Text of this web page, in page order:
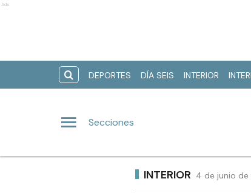
Ads
DEPORTES DÍA SEIS INTERIOR
Secciones
INTERIOR 4 de junio de